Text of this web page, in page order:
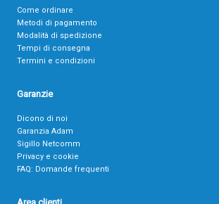
Come ordinare
Metodi di pagamento
Modalità di spedizione
Tempi di consegna
Termini e condizioni
Garanzie
Dicono di noi
Garanzia Adam
Sigillo Netcomm
Privacy e cookie
FAQ: Domande frequenti
Area clienti